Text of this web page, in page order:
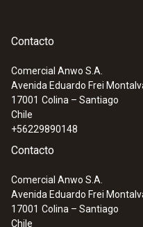
Contacto
Comercial Anwo S.A.
Avenida Eduardo Frei
17001 Colina – Santiago
Chile
+56229890148
Contacto
Comercial Anwo S.A.
Avenida Eduardo Frei
17001 Colina – Santiago
Chile